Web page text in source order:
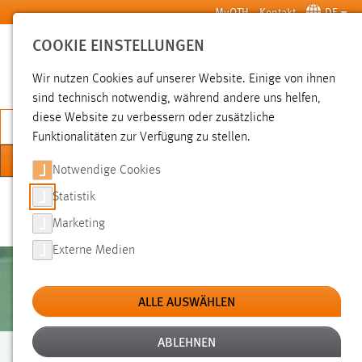
Zum Hauptinhalt springen MyOTH Kontakt DE
SUCHE
JETZT BEWERBEN
COOKIE EINSTELLUNGEN
Wir nutzen Cookies auf unserer Website. Einige von ihnen
sind technisch notwendig, während andere uns helfen,
diese Website zu verbessern oder zusätzliche
Funktionalitäten zur Verfügung zu stellen.
Notwendige Cookies
Statistik
Marketing
Externe Medien
ALLE AUSWÄHLEN
ABLEHNEN